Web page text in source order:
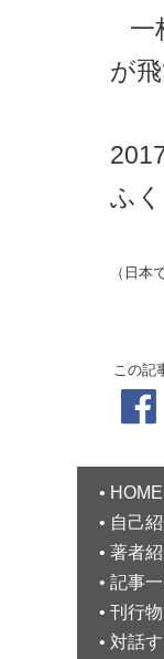
一
が
ふ
（日本
この記